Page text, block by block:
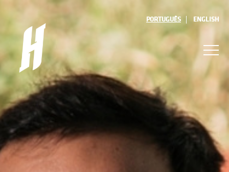
PORTUGUÊS ENGLISH